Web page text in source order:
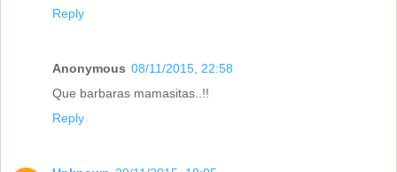
Reply
Anonymous 08/11/2015, 22:58
Que barbaras mamasitas..!!
Reply